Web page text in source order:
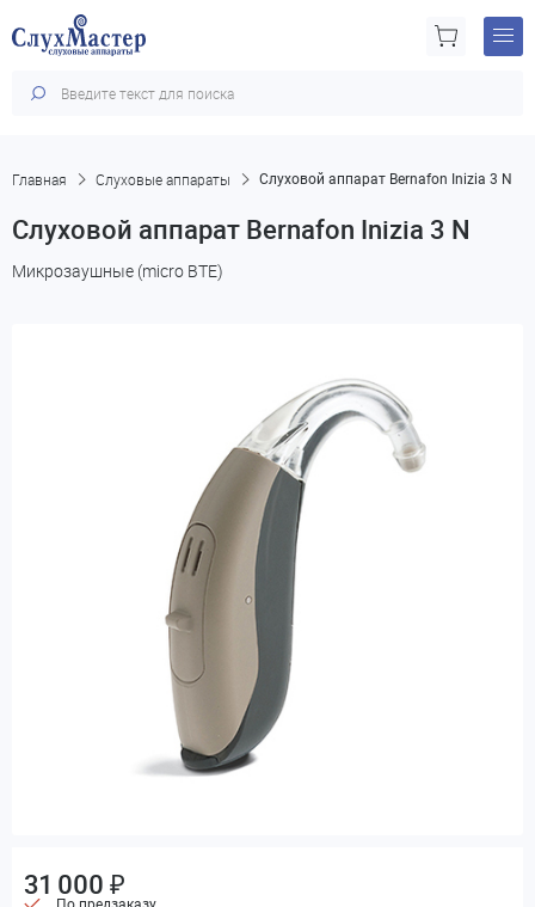
Главная Слуховые аппараты Слуховой аппарат Bernafon Inizia 3 N
Слуховой аппарат Bernafon Inizia 3 N
Микрозаушные (micro BTE)
31 000 ₽